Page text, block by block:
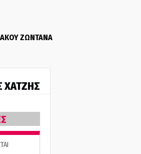
ΑΚΟΥ ΖΩΝΤΑΝΑ
ΧΑΤΖΗΣ